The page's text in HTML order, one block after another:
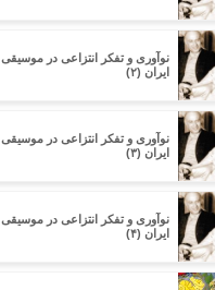
نوآوری و تفکر انتزاعی در موسیقی
ایران (۲)
نوآوری و تفکر انتزاعی در موسیقی
ایران (۳)
نوآوری و تفکر انتزاعی در موسیقی
ایران (۴)